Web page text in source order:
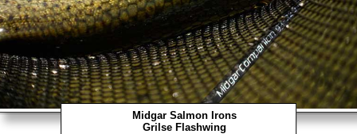
Midgar Salmon Irons
Grilse Flashwing